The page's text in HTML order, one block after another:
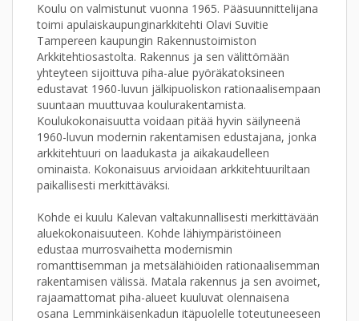
Koulu on valmistunut vuonna 1965. Pääsuunnittelijana
toimi apulaiskaupunginarkkitehti Olavi Suvitie
Tampereen kaupungin Rakennustoimiston
Arkkitehtiosastolta. Rakennus ja sen välittömään
yhteyteen sijoittuva piha-alue pyöräkatoksineen
edustavat 1960-luvun jälkipuoliskon rationaalisempaan
suuntaan muuttuvaa koulurakentamista.
Koulukokonaisuutta voidaan pitää hyvin säilyneenä
1960-luvun modernin rakentamisen edustajana, jonka
arkkitehtuuri on laadukasta ja aikakaudelleen
ominaista. Kokonaisuus arvioidaan arkkitehtuuriltaan
paikallisesti merkittäväksi.
Kohde ei kuulu Kalevan valtakunnallisesti merkittävään
aluekokonaisuuteen. Kohde lähiympäristöineen
edustaa murrosvaihetta modernismin
romanttisemman ja metsälähiöiden rationaalisemman
rakentamisen välissä. Matala rakennus ja sen avoimet,
rajaamattomat piha-alueet kuuluvat olennaisena
osana Lemminkäisenkadun itäpuolelle toteutuneeseen